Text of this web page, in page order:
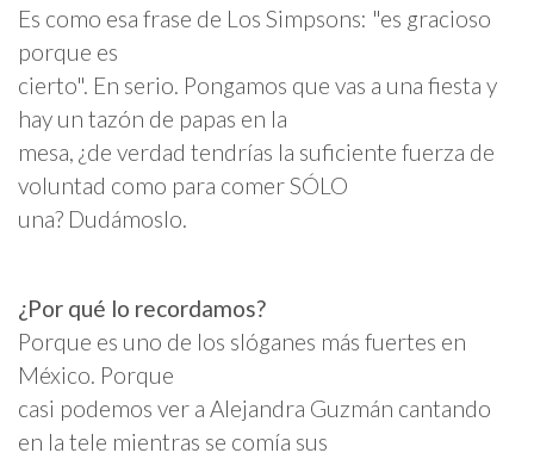
Es como esa frase de Los Simpsons: "es gracioso
porque es
cierto". En serio. Pongamos que vas a una fiesta y
hay un tazón de papas en la
mesa, ¿de verdad tendrías la suficiente fuerza de
voluntad como para comer SÓLO
una? Dudámoslo.
¿Por qué lo recordamos?
Porque es uno de los slóganes más fuertes en
México. Porque
casi podemos ver a Alejandra Guzmán cantando
en la tele mientras se comía sus